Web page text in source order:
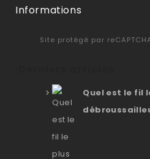
Informations
Site protégé par
Quel est le fil